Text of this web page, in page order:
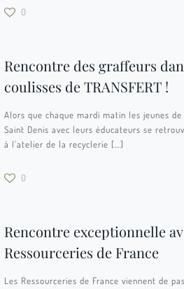
0
Rencontre des graffeurs
coulisses de TRANSFERT !
Alors que chaque mardi matin les jeunes
Saint Denis avec leurs éducateurs se
à l’atelier de la recyclerie […]
0
Rencontre exceptionnelle
Ressourceries de France
Les Ressourceries de France viennent de